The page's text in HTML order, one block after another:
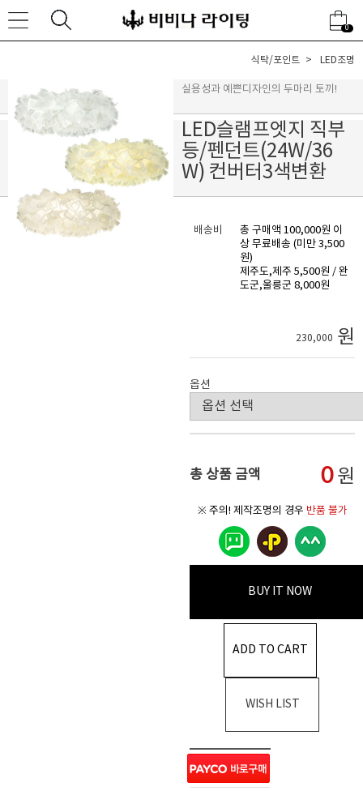
0
식탁/포인트 LED조명
실용성과 예쁜디자인의 두마리 토끼!
LED슬램프엣지 직부
등/펜던트(24W/36
W) 컨버터3색변환
배송비
총 구매액 100,000원 이
상 무료배송 (미만 3,500
원)
제주도,제주 5,500원 / 완
도군,울릉군 8,000원
230,000 원
옵션
총 상품 금액 0원
※ 주의! 제작조명의 경우 반품 불가
BUY IT NOW
ADD TO CART
WISH LIST